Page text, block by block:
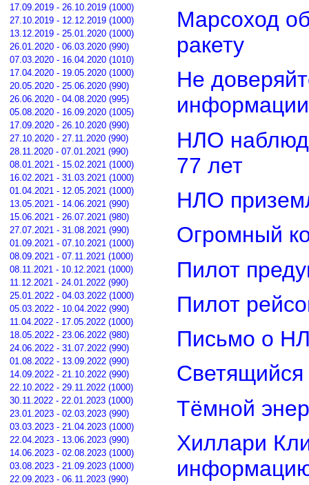
17.09.2019 - 26.10.2019 (1000)
27.10.2019 - 12.12.2019 (1000)
13.12.2019 - 25.01.2020 (1000)
26.01.2020 - 06.03.2020 (990)
07.03.2020 - 16.04.2020 (1010)
17.04.2020 - 19.05.2020 (1000)
20.05.2020 - 25.06.2020 (990)
26.06.2020 - 04.08.2020 (995)
05.08.2020 - 16.09.2020 (1005)
17.09.2020 - 26.10.2020 (990)
27.10.2020 - 27.11.2020 (990)
28.11.2020 - 07.01.2021 (990)
08.01.2021 - 15.02.2021 (1000)
16.02.2021 - 31.03.2021 (1000)
01.04.2021 - 12.05.2021 (1000)
13.05.2021 - 14.06.2021 (990)
15.06.2021 - 26.07.2021 (980)
27.07.2021 - 31.08.2021 (990)
01.09.2021 - 07.10.2021 (1000)
08.09.2021 - 07.11.2021 (1000)
08.11.2021 - 10.12.2021 (1000)
11.12.2021 - 24.01.2022 (990)
25.01.2022 - 04.03.2022 (1000)
05.03.2022 - 10.04.2022 (990)
11.04.2022 - 17.05.2022 (1000)
18.05.2022 - 23.06.2022 (980)
24.06.2022 - 31.07.2022 (990)
01.08.2022 - 13.09.2022 (990)
14.09.2022 - 21.10.2022 (990)
22.10.2022 - 29.11.2022 (1000)
30.11.2022 - 22.01.2023 (1000)
23.01.2023 - 02.03.2023 (990)
03.03.2023 - 21.04.2023 (1000)
22.04.2023 - 13.06.2023 (990)
14.06.2023 - 02.08.2023 (1000)
03.08.2023 - 21.09.2023 (1000)
22.09.2023 - 06.11.2023 (990)
Марсоход
ракету
Не
информации
НЛО
77 лет
НЛО
Огромный
Пилот
Пилот
Письмо о
Светящийся
Тёмной
Хиллари